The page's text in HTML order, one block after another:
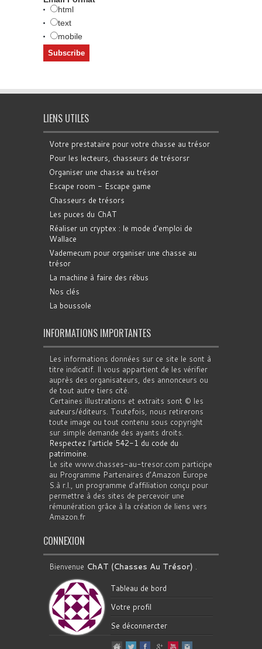
html
text
mobile
LIENS UTILES
Votre prestataire pour votre chasse au trésor
Pour les lecteurs, chasseurs de trésorsr
Organiser une chasse au trésor
Escape room - Escape game
Chasseurs de trésors
Les puces du ChAT
Réaliser un cryptex : le mode d'emploi de
Wallace
Vademecum pour organiser une chasse au
trésor
La machine à faire des rébus
Nos clés
La boussole
INFORMATIONS IMPORTANTES
Les informations données sur ce site le sont à
titre indicatif. Il vous appartient de les vérifier
auprès des organisateurs, des annonceurs ou
de tout autre tiers cité.
Certaines illustrations et extraits sont © les
auteurs/éditeurs. Toutefois, nous retirerons
toute image ou tout contenu sous copyright
sur simple demande des ayants droits.
Respectez l'article 542-1 du code du
patrimoine.
Le site www.chasses-au-tresor.com participe
au Programme Partenaires d’Amazon Europe
S.à r.l., un programme d’affiliation conçu pour
permettre à des sites de percevoir une
rémunération grâce à la création de liens vers
Amazon.fr
CONNEXION
Bienvenue ChAT (Chasses Au Trésor) .
Tableau de bord
Votre profil
Se déconnercter